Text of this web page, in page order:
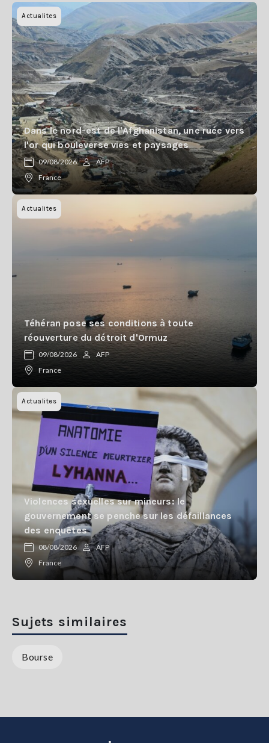
Actualites
Dans le nord-est de l'Afghanistan, une ruée vers
l'or qui bouleverse vies et paysages
09/08/2026
AFP
France
Actualites
Téhéran pose ses conditions à toute
réouverture du détroit d'Ormuz
09/08/2026
AFP
France
Actualites
Violences sexuelles sur mineurs: le
gouvernement se penche sur les défaillances
des enquêtes
08/08/2026
AFP
France
Sujets similaires
Bourse